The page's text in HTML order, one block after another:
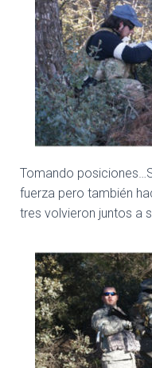
Tomando
fuerza pero también
tres volvieron juntos a